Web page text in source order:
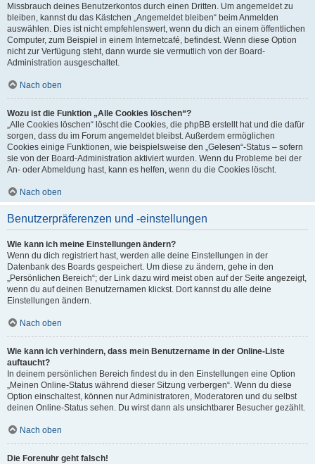
Missbrauch deines Benutzerkontos durch einen Dritten. Um angemeldet zu
bleiben, kannst du das Kästchen „Angemeldet bleiben“ beim Anmelden
auswählen. Dies ist nicht empfehlenswert, wenn du dich an einem öffentlichen
Computer, zum Beispiel in einem Internetcafé, befindest. Wenn diese Option
nicht zur Verfügung steht, dann wurde sie vermutlich von der Board-
Administration ausgeschaltet.
Nach oben
Wozu ist die Funktion „Alle Cookies löschen“?
„Alle Cookies löschen“ löscht die Cookies, die phpBB erstellt hat und die dafür
sorgen, dass du im Forum angemeldet bleibst. Außerdem ermöglichen
Cookies einige Funktionen, wie beispielsweise den „Gelesen“-Status – sofern
sie von der Board-Administration aktiviert wurden. Wenn du Probleme bei der
An- oder Abmeldung hast, kann es helfen, wenn du die Cookies löscht.
Nach oben
Benutzerpräferenzen und -einstellungen
Wie kann ich meine Einstellungen ändern?
Wenn du dich registriert hast, werden alle deine Einstellungen in der
Datenbank des Boards gespeichert. Um diese zu ändern, gehe in den
„Persönlichen Bereich“; der Link dazu wird meist oben auf der Seite angezeigt,
wenn du auf deinen Benutzernamen klickst. Dort kannst du alle deine
Einstellungen ändern.
Nach oben
Wie kann ich verhindern, dass mein Benutzername in der Online-Liste
auftaucht?
In deinem persönlichen Bereich findest du in den Einstellungen eine Option
„Meinen Online-Status während dieser Sitzung verbergen“. Wenn du diese
Option einschaltest, können nur Administratoren, Moderatoren und du selbst
deinen Online-Status sehen. Du wirst dann als unsichtbarer Besucher gezählt.
Nach oben
Die Forenuhr geht falsch!